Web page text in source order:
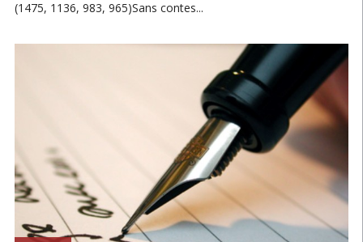
(1475, 1136, 983, 965)Sans contes...